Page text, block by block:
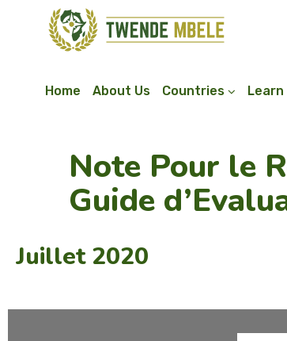
Home About Us Countries Learn
Note Pour le
Guide
Juillet 2020